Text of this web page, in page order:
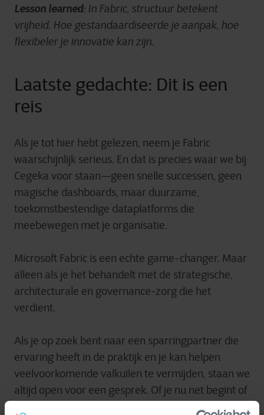
Lesson learned: In Fabric, structuur betekent
vrijheid. Hoe gestandaardiseerde je aanpak, hoe
flexibeler je innovatie kan zijn.
Laatste gedachte: Dit is een
reis
Als je tot hier hebt gelezen, neem je Fabric
waarschijnlijk serieus. En dat is precies waar we bij
Cegeka voor staan—geen snelle successen, geen
magische dashboards, maar duurzame,
toekomstbestendige dataplatforms die
meebewegen met je organisatie.
Microsoft Fabric is een echte game-changer. Maar
alleen als je het behandelt met de strategische,
architecturale en governance-zorg die het
verdient.
Als je op zoek bent naar een sparringpartner die
ervaring heeft in de praktijk en je kan helpen
veelvoorkomende valkuilen te vermijden, staan we
altijd open voor een gesprek. Of je nu net begint of
een bestaande omgeving wilt optimaliseren, we